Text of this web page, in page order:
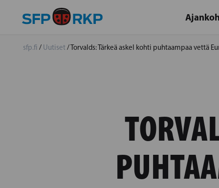
sfp.fi / Uutiset/Torvalds: Tärkeä askel kohti puhtaampaa vettä